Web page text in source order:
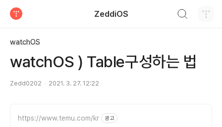
ZeddiOS
watchOS
watchOS ) Table구성하는 법
Zedd0202 2021. 3. 27. 12:22
https://www.temu.com/kr 광고